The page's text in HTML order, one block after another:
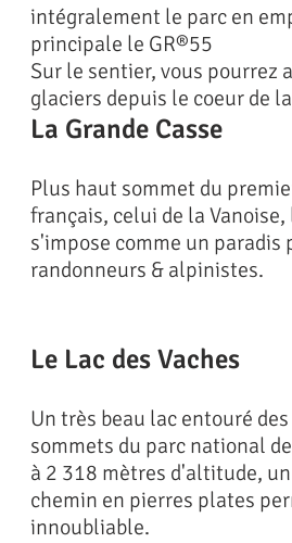
intégralement le parc en
principale le GR®55
Sur le sentier, vous pourrez
glaciers depuis le coeur de
La Grande Casse
Plus haut sommet du
français, celui de la Vanoise,
s'impose comme un paradis
randonneurs & alpinistes.
Le Lac des Vaches
Un très beau lac entouré
sommets du parc national
à 2 318 mètres d'altitude,
chemin en pierres plates
innoubliable.